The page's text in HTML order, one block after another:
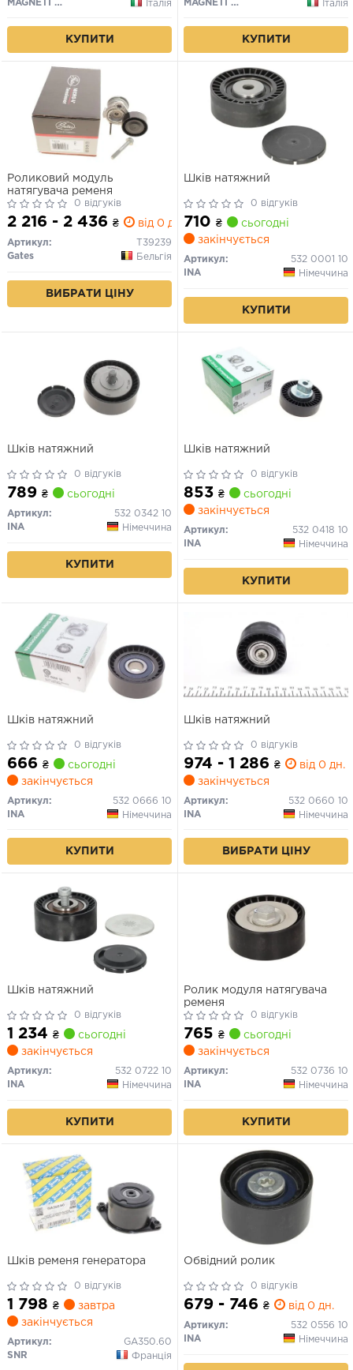
MAGNETI MARELLI Італія
КУПИТИ
MAGNETI MARELLI Італія
КУПИТИ
Роликовий модуль
натягувача ременя
0 відгуків
2 216 - 2 436 ₴ від 0 дн.
Артикул:
T39239
Gates
Бельгія
ВИБРАТИ ЦІНУ
Шків натяжний
0 відгуків
710 ₴
сьогодні
закінчується
Артикул:
532 0001 10
INA
Німеччина
КУПИТИ
Шків натяжний
0 відгуків
789 ₴ сьогодні
Артикул:
532 0342 10
INA
Німеччина
КУПИТИ
Шків натяжний
0 відгуків
853 ₴
сьогодні
закінчується
Артикул:
532 0418 10
INA
Німеччина
КУПИТИ
Шків натяжний
0 відгуків
666 ₴
сьогодні
закінчується
Артикул:
532 0666 10
INA
Німеччина
КУПИТИ
Шків натяжний
0 відгуків
974 - 1 286 ₴
від 0 дн.
закінчується
Артикул:
532 0660 10
INA
Німеччина
ВИБРАТИ ЦІНУ
Шків натяжний
0 відгуків
1 234 ₴
сьогодні
закінчується
Артикул:
532 0722 10
INA
Німеччина
КУПИТИ
Ролик модуля натягувача
ременя
0 відгуків
765 ₴
сьогодні
закінчується
Артикул:
532 0736 10
INA
Німеччина
КУПИТИ
Шків ременя генератора
0 відгуків
1 798 ₴
завтра
закінчується
Артикул:
GA350.60
SNR
Франція
Обвідний ролик
0 відгуків
679 - 746 ₴ від 0 дн.
Артикул:
532 0556 10
INA
Німеччина